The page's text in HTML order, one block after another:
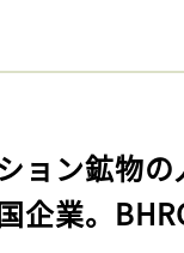
ョン鉱物
企業。